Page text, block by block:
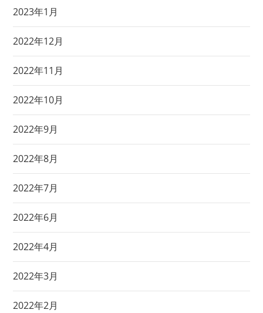
2023年1月
2022年12月
2022年11月
2022年10月
2022年9月
2022年8月
2022年7月
2022年6月
2022年4月
2022年3月
2022年2月